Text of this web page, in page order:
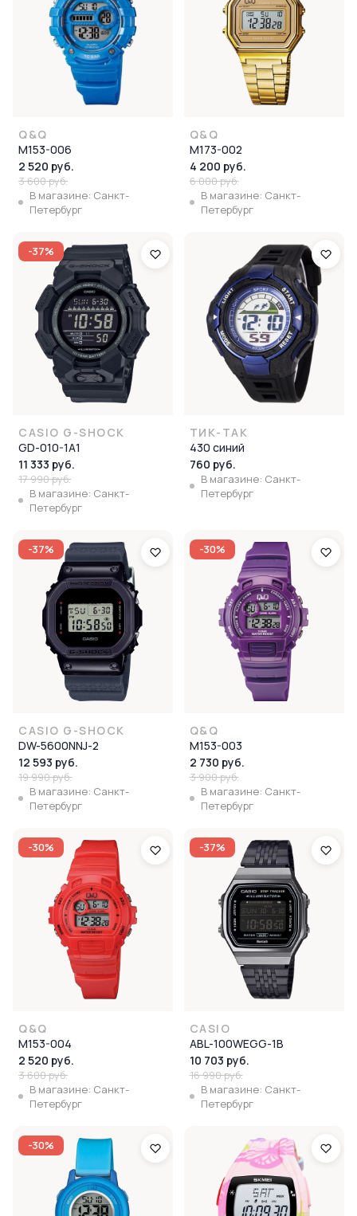
Q&Q
M153-006
2 520 руб.
3 600 руб.
В магазине: Санкт-
Петербург
Q&Q
M173-002
4 200 руб.
6 000 руб.
В магазине: Санкт-
Петербург
-37%
CASIO G-SHOCK
GD-010-1A1
11 333 руб.
17 990 руб.
В магазине: Санкт-
Петербург
ТИК-ТАК
430 синий
760 руб.
В магазине: Санкт-
Петербург
-37%
CASIO G-SHOCK
DW-5600NNJ-2
12 593 руб.
19 990 руб.
В магазине: Санкт-
Петербург
-30%
Q&Q
M153-003
2 730 руб.
3 900 руб.
В магазине: Санкт-
Петербург
-30%
Q&Q
M153-004
2 520 руб.
3 600 руб.
В магазине: Санкт-
Петербург
-37%
CASIO
ABL-100WEGG-1B
10 703 руб.
16 990 руб.
В магазине: Санкт-
Петербург
-30%